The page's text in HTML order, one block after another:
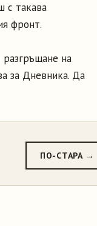
с такава
фронт.
на
за Дневника. Да
ПО-СТАРА →